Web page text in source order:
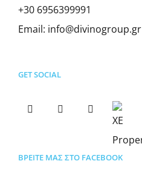
+30 6956399991
Email: info@divinogroup.gr
GET SOCIAL
ΒΡΕΊΤΕ ΜΑΣ ΣΤΟ FACEBOOK